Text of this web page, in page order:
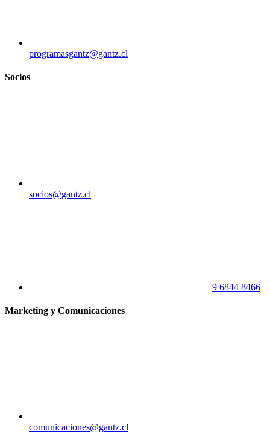
programasgantz@gantz.cl
Socios
socios@gantz.cl
9 6844 8466
Marketing y Comunicaciones
comunicaciones@gantz.cl